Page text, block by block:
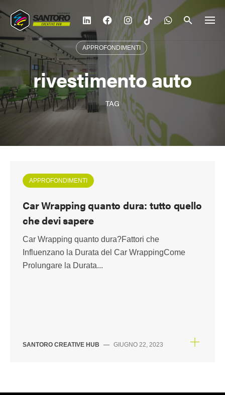
al
contenuto
APPROFONDIMENTI
rivestimento auto
TAG
APPROFONDIMENTI
Car Wrapping quanto dura: tutto quello
che devi sapere
Car Wrapping quanto dura?Fattori che
Influenzano la Durata del Car WrappingCome
Prolungare la Durata...
SANTORO CREATIVE HUB — GIUGNO 22, 2023